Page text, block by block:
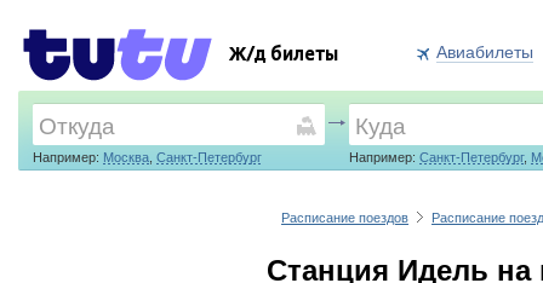
Ж/д билеты Авиабилеты
Например: Москва, Санкт-Петербург Например: Санкт-Петербург,
Расписание поездов Расписание
Станция Идель на